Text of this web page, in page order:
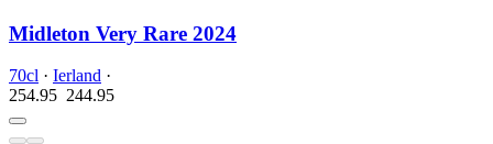
Midleton Very Rare 2024
70cl · Ierland ·
254.95 244.95